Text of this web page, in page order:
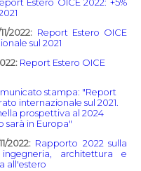
Estero OICE 2022: +5%
2022: Report Estero OICE
sul 2021
Report Estero OICE
stampa: "Report
internazionale sul 2021.
prospettiva al 2024
sarà in Europa"
2022: Rapporto 2022 sulla
architettura e
all'estero